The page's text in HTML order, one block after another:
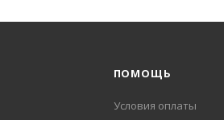
ПОМОЩЬ
Условия оплаты